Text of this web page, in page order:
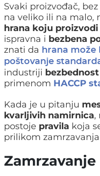
Svaki proizvođač,
na veliko ili na malo,
hrana koju proizvodi
ispravna i bezbena
znati da hrana može
poštovanje
industriji
primenom HACCP
Kada je u pitanju
kvarljivih namirnica,
postoje pravila koja
prilikom
Zamrzavanje